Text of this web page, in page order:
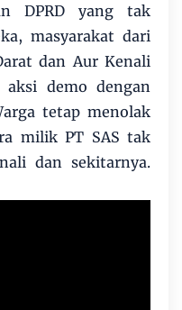
DPRD yang tak
masyarakat dari
dan Aur Kenali
demo dengan
tetap menolak
milik PT SAS tak
dan sekitarnya.